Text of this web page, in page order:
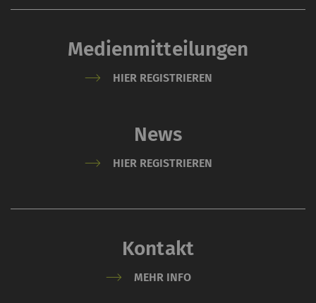
Medienmitteilungen
HIER REGISTRIEREN
News
HIER REGISTRIEREN
Kontakt
MEHR INFO